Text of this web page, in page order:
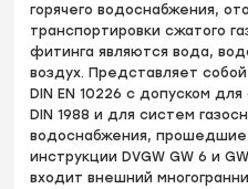
горячего водоснабжения,
транспортировки сжатого
фитинга являются вода,
воздух. Представляет
DIN EN 10226 с допуском
DIN 1988 и для систем
водоснабжения, прошедшие
инструкции DVGW GW 6 и
входит внешний